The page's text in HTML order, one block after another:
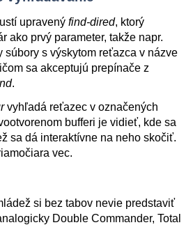
upravený find-dired, ktorý
ako prvý parameter, takže napr.
súbory s výskytom reťazca v názve
sa akceptujú prepínače z
.
vyhľadá reťazec v označených
bufferi je vidieť, kde sa
sa dá interaktívne na neho skočiť.
vec.
si bez tabov nevie predstaviť
Double Commander, Total